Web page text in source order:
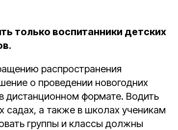
только воспитанники детских
распространения
о проведении новогодних
дистанционном формате. Водить
садах, а также в школах ученикам
группы и классы должны